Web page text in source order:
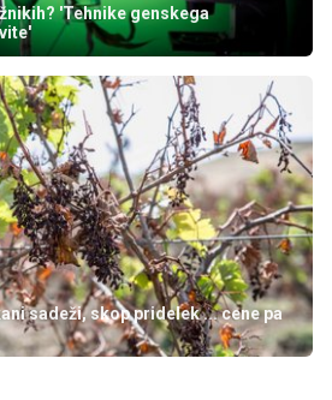
'Tehnike genskega
sadeži, skop pridelek ... cene pa